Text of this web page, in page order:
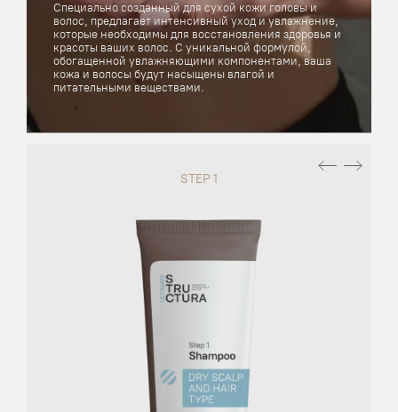
Специально созданный для сухой кожи головы и
волос, предлагает интенсивный уход и увлажнение,
которые необходимы для восстановления здоровья и
красоты ваших волос. С уникальной формулой,
обогащенной увлажняющими компонентами, ваша
кожа и волосы будут насыщены влагой и
питательными веществами.
STEP 1